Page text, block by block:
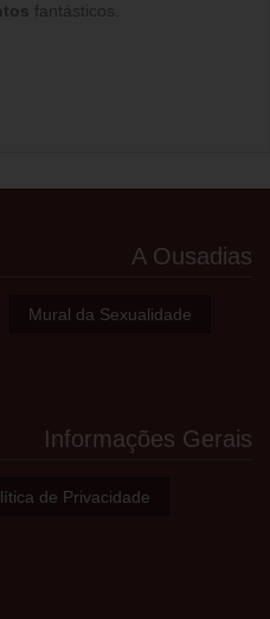
fantásticos.
A Ousadias
Mural da Sexualidade
Informações Gerais
de Privacidade